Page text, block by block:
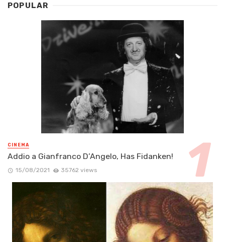
POPULAR
CINEMA
Addio a Gianfranco D’Angelo, Has Fidanken!
15/08/2021 35762 views